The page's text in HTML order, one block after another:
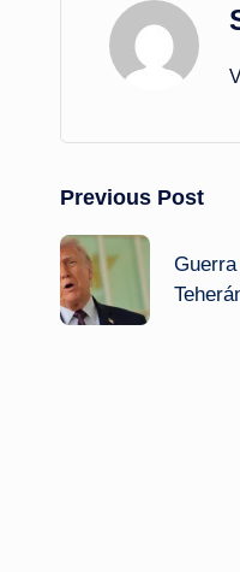
Post
Previous Post